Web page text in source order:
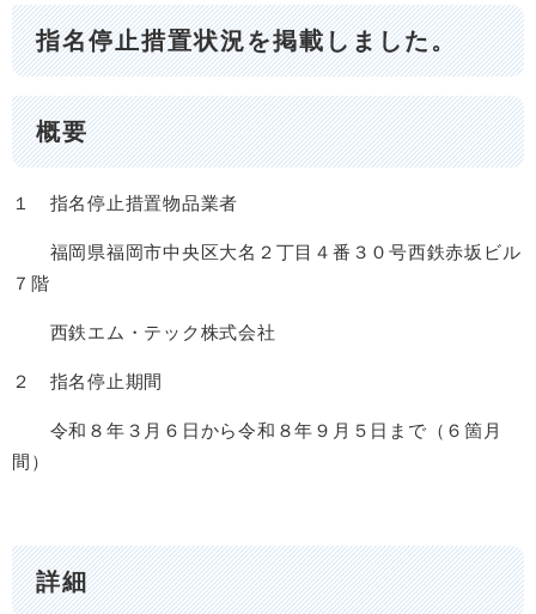
指名停止措置状況を掲載しました。
概要
１ 指名停止措置物品業者
福岡県福岡市中央区大名２丁目４番３０号西鉄赤坂ビル
７階
西鉄エム・テック株式会社
２ 指名停止期間
令和８年３月６日から令和８年９月５日まで（６箇月
間） ​
詳細